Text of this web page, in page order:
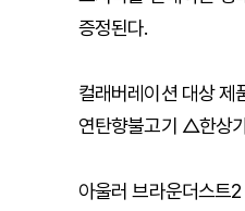
증정된다.
컬래버레이션 대상
연탄향불고기 △한상
아울러 브라운더스트